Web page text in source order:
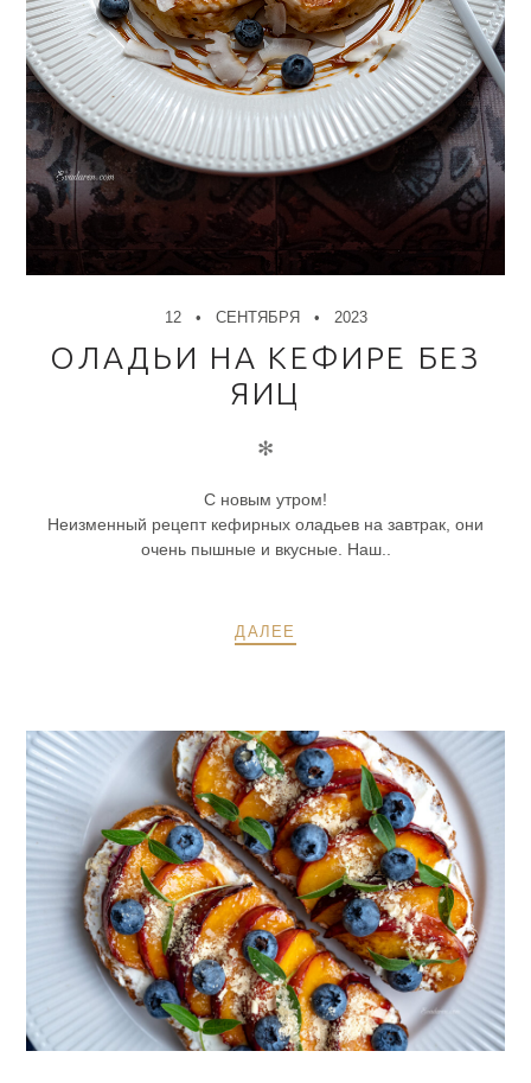
12 СЕНТЯБРЯ 2023
ОЛАДЬИ НА КЕФИРЕ БЕЗ
ЯИЦ
✻
С новым утром!
Неизменный рецепт кефирных оладьев на завтрак, они
очень пышные и вкусные. Наш..
ДАЛЕЕ